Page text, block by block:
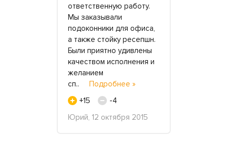
ответственную работу.
Мы заказывали
подоконники для офиса,
а также стойку ресепшн.
Были приятно удивлены
качеством исполнения и
желанием
сп.. Подробнее »
+15
-4
Юрий, 12 октября 2015